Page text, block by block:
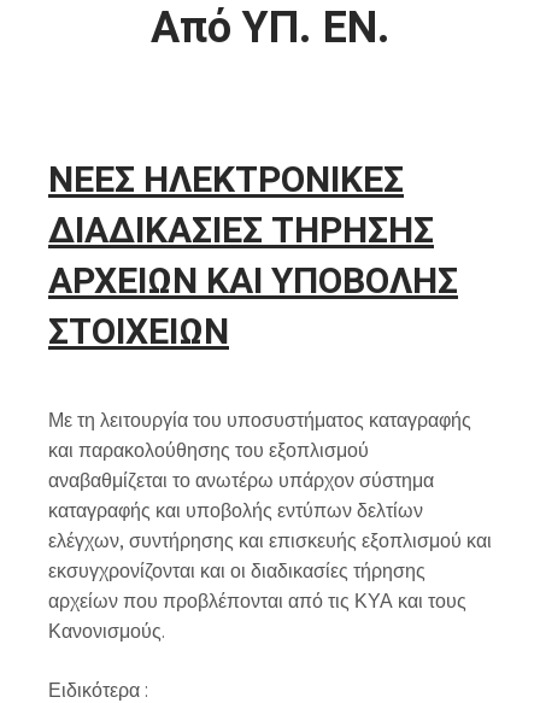
Από ΥΠ. ΕΝ.
ΝΕΕΣ ΗΛΕΚΤΡΟΝΙΚΕΣ
ΔΙΑΔΙΚΑΣΙΕΣ ΤΗΡΗΣΗΣ
ΑΡΧΕΙΩΝ ΚΑΙ ΥΠΟΒΟΛΗΣ
ΣΤΟΙΧΕΙΩΝ
Με τη λειτουργία του υποσυστήματος καταγραφής
και παρακολούθησης του εξοπλισμού
αναβαθμίζεται το ανωτέρω υπάρχον σύστημα
καταγραφής και υποβολής εντύπων δελτίων
ελέγχων, συντήρησης και επισκευής εξοπλισμού και
εκσυγχρονίζονται και οι διαδικασίες τήρησης
αρχείων που προβλέπονται από τις ΚΥΑ και τους
Κανονισμούς.
Ειδικότερα :